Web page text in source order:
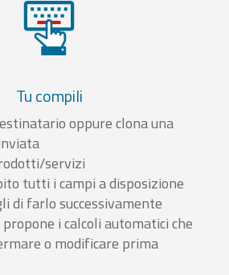
Tu compili
oppure clona una
servizi
tutti i campi a disposizione
di farlo successivamente
i calcoli automatici che
o modificare prima